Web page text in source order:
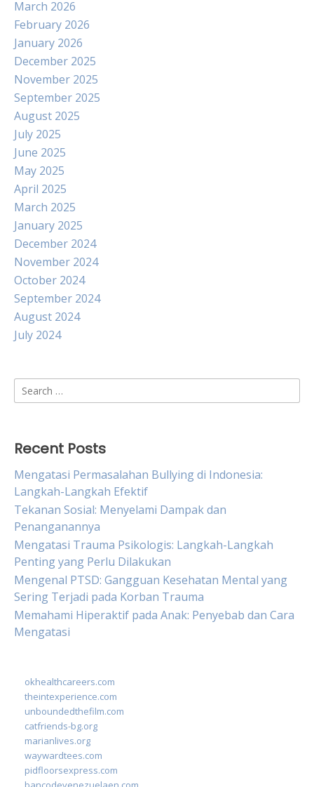
March 2026
February 2026
January 2026
December 2025
November 2025
September 2025
August 2025
July 2025
June 2025
May 2025
April 2025
March 2025
January 2025
December 2024
November 2024
October 2024
September 2024
August 2024
July 2024
Search
for:
Recent Posts
Mengatasi Permasalahan Bullying di Indonesia:
Langkah-Langkah Efektif
Tekanan Sosial: Menyelami Dampak dan
Penanganannya
Mengatasi Trauma Psikologis: Langkah-Langkah
Penting yang Perlu Dilakukan
Mengenal PTSD: Gangguan Kesehatan Mental yang
Sering Terjadi pada Korban Trauma
Memahami Hiperaktif pada Anak: Penyebab dan Cara
Mengatasi
okhealthcareers.com
theintexperience.com
unboundedthefilm.com
catfriends-bg.org
marianlives.org
waywardtees.com
pidfloorsexpress.com